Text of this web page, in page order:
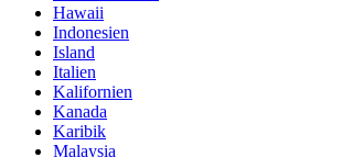
Hawaii
Indonesien
Island
Italien
Kalifornien
Kanada
Karibik
Malaysia